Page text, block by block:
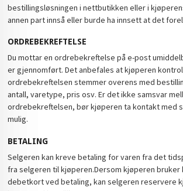
bestillingsløsningen i nettbutikken eller i
annen part innså eller burde ha innsett at det
ORDREBEKREFTELSE
Du mottar en ordrebekreftelse på e-post
er gjennomført. Det anbefales at kjøperen
ordrebekreftelsen stemmer overens med
antall, varetype, pris osv. Er det ikke samsvar
ordrebekreftelsen, bør kjøperen ta kontakt med
mulig.
BETALING
Selgeren kan kreve betaling for varen fra det
fra selgeren til kjøperen.Dersom kjøperen
debetkort ved betaling, kan selgeren reservere